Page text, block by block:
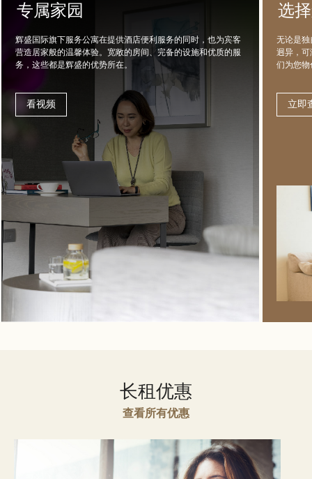
专属家园
辉盛国际旗下服务公寓在提供酒店便利服务的同时，也为宾客
营造居家般的温馨体验。宽敞的房间、完备的设施和优质的服
务，这些都是辉盛的优势所在。
看视频
选
无论是独
迥异，可
们为您物
立即
长租优惠
查看所有优惠